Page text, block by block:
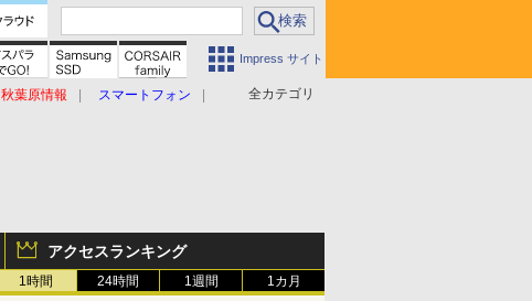
Impress サイト
全カテゴリ
秋葉原情報
スマートフォン
アクセスランキング
1時間 24時間 1週間 1カ月